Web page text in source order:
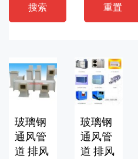
搜索 重置
玻璃钢
通风管
道 排风
玻璃钢
通风管
道 排风